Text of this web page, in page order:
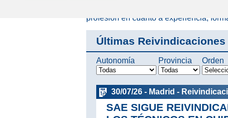
profesión en cuanto a experiencia,
Últimas Reivindicaciones
Autonomía Provincia Orden
30/07/26 - Madrid -
SAE SIGUE